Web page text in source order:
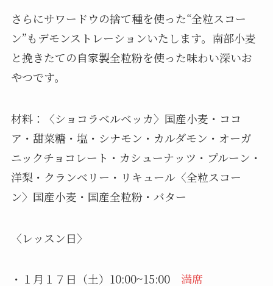
さらにサワードウの捨て種を使った“全粒スコー
ン”もデモンストレーションいたします。南部小麦
と挽きたての自家製全粒粉を使った味わい深いお
やつです。
材料：〈ショコラベルベッカ〉国産小麦・ココ
ア・甜菜糖・塩・シナモン・カルダモン・オーガ
ニックチョコレート・カシューナッツ・プルーン・
洋梨・クランベリー・リキュール〈全粒スコー
ン〉国産小麦・国産全粒粉・バター
〈レッスン日〉
・１月１７日（土）10:00~15:00 満席